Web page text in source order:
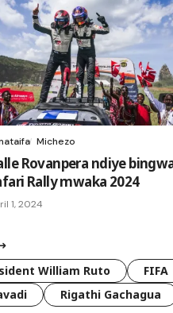
Michezo
Rovanpera ndiye
Rally mwaka 2024
1, 2024
William Ruto FIFA
Rigathi Gachagua